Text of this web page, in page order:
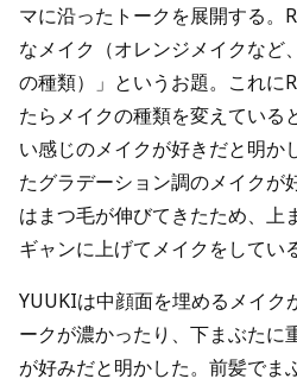
マに沿ったトークを展開する。
なメイク（オレンジメイクなど
の種類）」というお題。これに
たらメイクの種類を変えている
い感じのメイクが好きだと明か
たグラデーション調のメイクが
はまつ毛が伸びてきたため、上
ギャンに上げてメイクをしてい
YUUKIは中顔面を埋めるメイク
ークが濃かったり、下まぶたに
が好みだと明かした。前髪でま